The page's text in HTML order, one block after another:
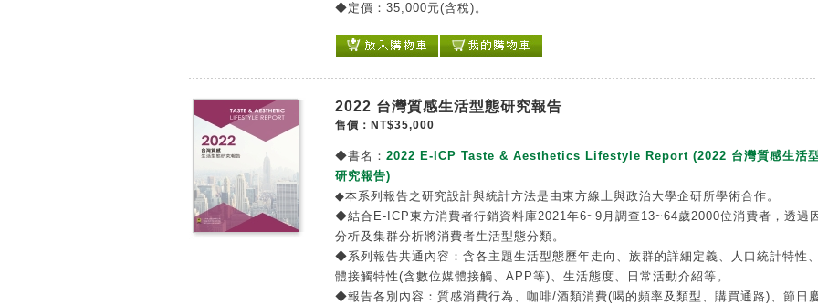
◆定價：35,000元(含稅)。
2022 台灣質感生活型態研究報告
售價：NT$35,000
◆書名： 2022 E-ICP Taste & Aesthetics Lifestyle Report (2022 台灣質感生活
研究報告)
◆本系列報告之研究設計與統計方法是由東方線上與政治大學企研所學術合作。
◆結合E-ICP東方消費者行銷資料庫2021年6~9月調查13~64歲2000位消費者，透過
分析及集群分析將消費者生活型態分類。
◆系列報告共通內容：含各主題生活型態歷年走向、族群的詳細定義、人口統計特性
體接觸特性(含數位媒體接觸、APP等)、生活態度、日常活動介紹等。
◆報告各別內容：質感消費行為、咖啡/酒類消費(喝的頻率及類型、購買通路)、節日